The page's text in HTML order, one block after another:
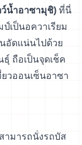
น้ำอาซามุชิ) ที่นี่
เป็นอควาเรียม
อัดแน่นไปด้วย
ธุ์ ถือเป็นจุดเช็ค
วออนเซ็นอาซา
ามารถนั่งรถบัส